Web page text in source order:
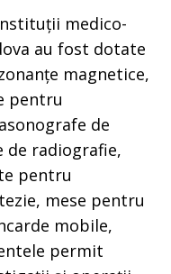
medico-
au fost dotate
magnetice,
pentru
de
radiografie,
pentru
mese pentru
mobile,
permit